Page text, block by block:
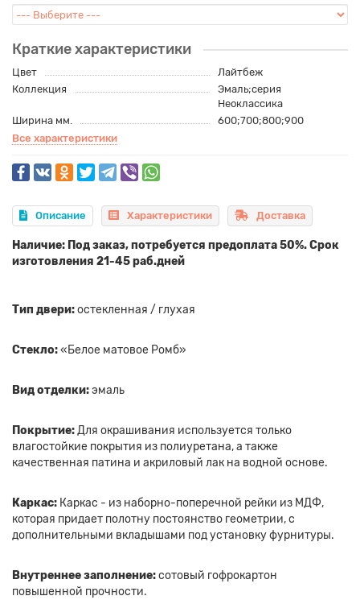
Краткие характеристики
Цвет
Лайтбеж
Коллекция
Эмаль;серия
Неоклассика
Ширина мм.
600;700;800;900
Все характеристики
Описание Характеристики Доставка
Наличие: Под заказ, потребуется предоплата 50%. Срок
изготовления 21-45 раб.дней
Тип двери:остекленная / глухая
Стекло:«Белое матовое Ромб»
Вид отделки:эмаль
Покрытие:Для окрашивания используется только
влагостойкие покрытия из полиуретана, а также
качественная патина и акриловый лак на водной основе.
Каркас: Каркас - из наборно-поперечной рейки из МДФ,
которая придает полотну постоянство геометрии, с
дополнительными вкладышами под установку фурнитуры.
Внутреннее заполнение:сотовый гофрокартон
повышенной прочности.